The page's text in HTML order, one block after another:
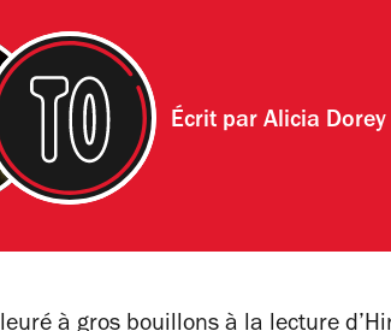
Écrit par Alicia Dorey
à gros bouillons à la lecture d’